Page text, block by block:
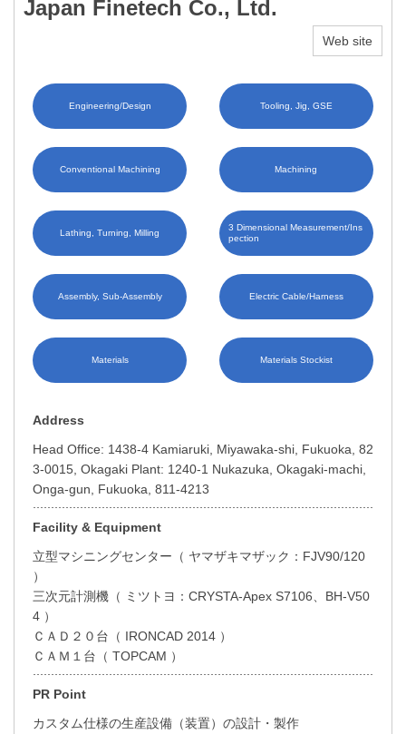
Japan Finetech Co., Ltd.
Web site
Engineering/Design Tooling, Jig, GSE
Conventional Machining Machining
Lathing, Turning, Milling
3 Dimensional Measurement/Ins
pection
Assembly, Sub-Assembly Electric Cable/Harness
Materials Materials Stockist
Address
Head Office: 1438-4 Kamiaruki, Miyawaka-shi, Fukuoka, 82
3-0015, Okagaki Plant: 1240-1 Nukazuka, Okagaki-machi,
Onga-gun, Fukuoka, 811-4213
Facility & Equipment
立型マシニングセンター（ ヤマザキマザック：FJV90/120
）
三次元計測機（ ミツトヨ：CRYSTA-Apex S7106、BH-V50
4 ）
ＣＡＤ２０台（ IRONCAD 2014 ）
ＣＡＭ１台（ TOPCAM ）
PR Point
カスタム仕様の生産設備（装置）の設計・製作